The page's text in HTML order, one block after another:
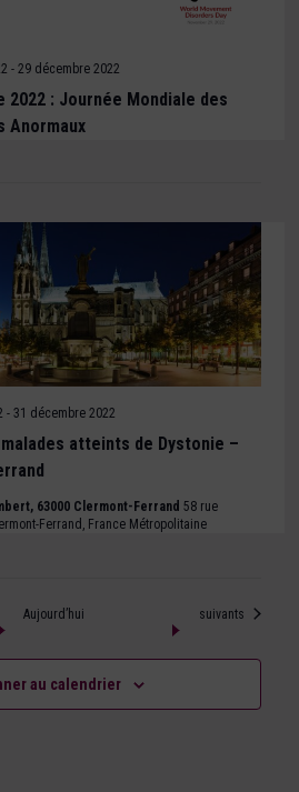
2022 : Journée Mondiale des
Anormaux
- 29 décembre 2022
atteints de Dystonie –
- 31 décembre 2022
63000 Clermont-Ferrand 58 rue
Ferrand, France Métropolitaine
Aujourd’hui Évènements
suivants
au calendrier